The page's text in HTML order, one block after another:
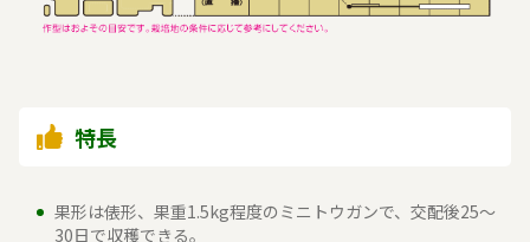
特長
果形は俵形、果重1.5kg程度のミニトウガンで、交配後25～
30日で収穫できる。